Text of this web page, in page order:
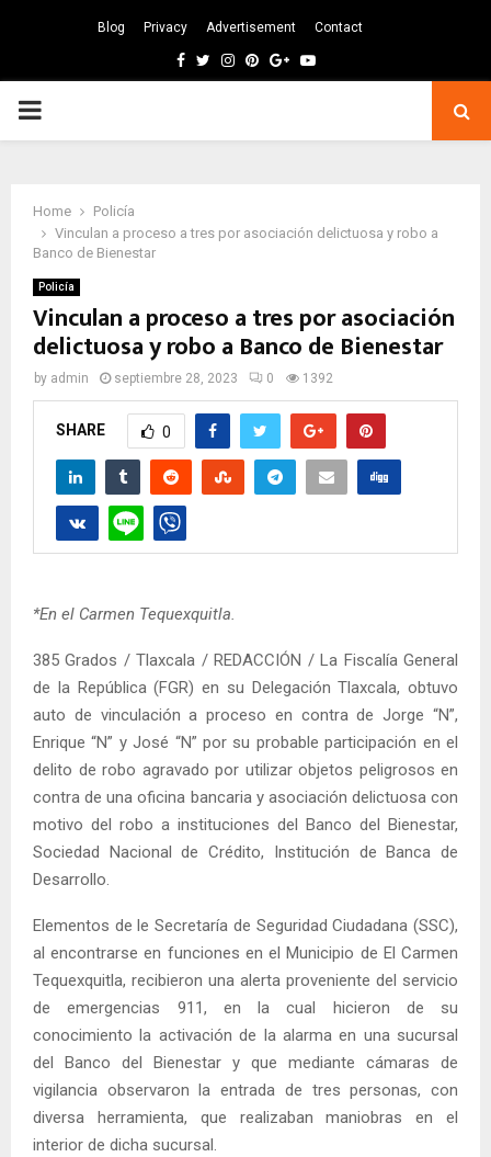
Blog Privacy Advertisement Contact
Facebook
TwitterInstagram
Pinterest
GoogleYoutube
PRIMARY
Home
Policía
Vinculan a proceso a tres por asociación delictuosa y robo a
Banco de Bienestar
Policía
Vinculan a proceso a tres por asociación
delictuosa y robo a Banco de Bienestar
by admin septiembre 28, 2023 0 1392
SHARE 0
*En el Carmen Tequexquitla.
385 Grados / Tlaxcala / REDACCIÓN / La Fiscalía General
de la República (FGR) en su Delegación Tlaxcala, obtuvo
auto de vinculación a proceso en contra de Jorge “N”,
Enrique “N” y José “N” por su probable participación en el
delito de robo agravado por utilizar objetos peligrosos en
contra de una oficina bancaria y asociación delictuosa con
motivo del robo a instituciones del Banco del Bienestar,
Sociedad Nacional de Crédito, Institución de Banca de
Desarrollo.
Elementos de le Secretaría de Seguridad Ciudadana (SSC),
al encontrarse en funciones en el Municipio de El Carmen
Tequexquitla, recibieron una alerta proveniente del servicio
de emergencias 911, en la cual hicieron de su
conocimiento la activación de la alarma en una sucursal
del Banco del Bienestar y que mediante cámaras de
vigilancia observaron la entrada de tres personas, con
diversa herramienta, que realizaban maniobras en el
interior de dicha sucursal.